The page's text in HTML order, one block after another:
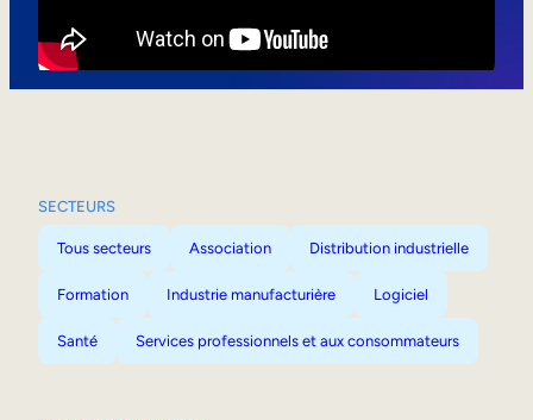
SECTEURS
Tous secteurs Association Distribution industrielle
Formation Industrie manufacturière Logiciel
Santé Services professionnels et aux consommateurs